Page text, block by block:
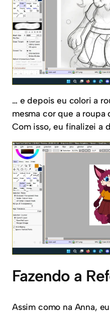
… e depois eu colori a
mesma cor que a roupa
Com isso, eu finalizei a
Fazendo a
Assim como na Anna,